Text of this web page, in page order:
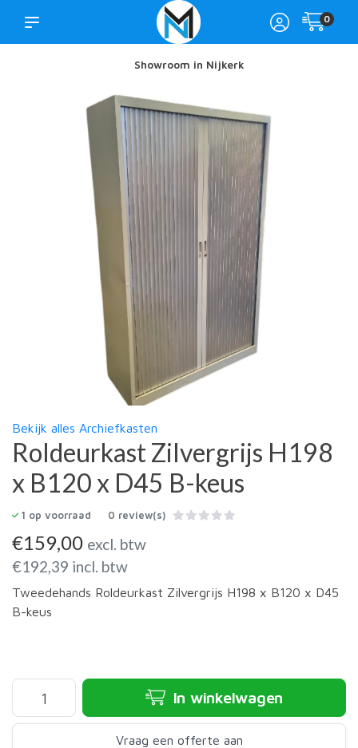
0
Showroom in Nijkerk
Bekijk alles Archiefkasten
Roldeurkast Zilvergrijs H198
x B120 x D45 B-keus
1 op voorraad 0 review(s)
€159,00 excl. btw
€192,39 incl. btw
Tweedehands Roldeurkast Zilvergrijs H198 x B120 x D45
B-keus
In winkelwagen
Vraag een offerte aan